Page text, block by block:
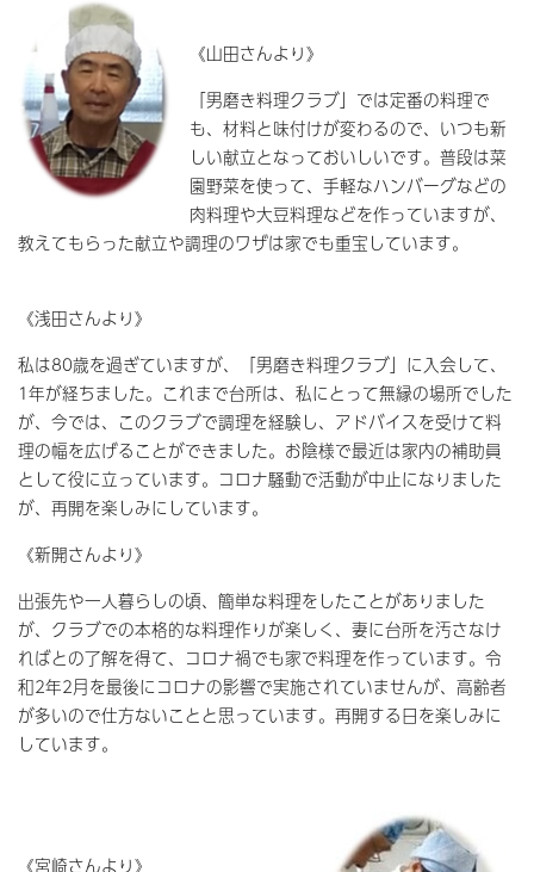
《山田さんより》
「男磨き料理クラブ」では定番の料理で
も、材料と味付けが変わるので、いつも新
しい献立となっておいしいです。普段は菜
園野菜を使って、手軽なハンバーグなどの
肉料理や大豆料理などを作っていますが、
教えてもらった献立や調理のワザは家でも重宝しています。
《浅田さんより》
私は80歳を過ぎていますが、「男磨き料理クラブ」に入会して、
1年が経ちました。これまで台所は、私にとって無縁の場所でした
が、今では、このクラブで調理を経験し、アドバイスを受けて料
理の幅を広げることができました。お陰様で最近は家内の補助員
として役に立っています。コロナ騒動で活動が中止になりました
が、再開を楽しみにしています。
《新開さんより》
出張先や一人暮らしの頃、簡単な料理をしたことがありました
が、クラブでの本格的な料理作りが楽しく、妻に台所を汚さなけ
ればとの了解を得て、コロナ禍でも家で料理を作っています。令
和2年2月を最後にコロナの影響で実施されていませんが、高齢者
が多いので仕方ないことと思っています。再開する日を楽しみに
しています。
《宮崎さんより》